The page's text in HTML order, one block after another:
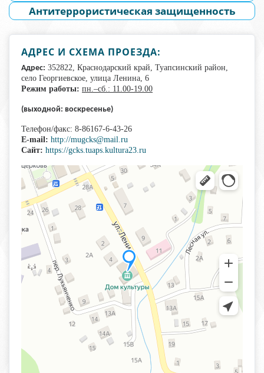
Антитеррористическая защищенность
АДРЕС И СХЕМА ПРОЕЗДА:
Адрес: 352822, Краснодарский край, Туапсинский район,
село Георгиевское, улица Ленина, 6
Режим работы: пн.–сб.: 11.00-19.00
(выходной: воскресенье)
Телефон/факс: 8-86167-6-43-26
E-mail: http://mugcks@mail.ru
Сайт: https://gcks.tuaps.kultura23.ru